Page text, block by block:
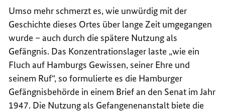
Umso mehr schmerzt es, wie unwürdig mit der
Geschichte dieses Ortes über lange Zeit umgegangen
wurde – auch durch die spätere Nutzung als
Gefängnis. Das Konzentrationslager laste „wie ein
Fluch auf Hamburgs Gewissen, seiner Ehre und
seinem Ruf“, so formulierte es die Hamburger
Gefängnisbehörde in einem Brief an den Senat im Jahr
1947. Die Nutzung als Gefangenenanstalt biete die